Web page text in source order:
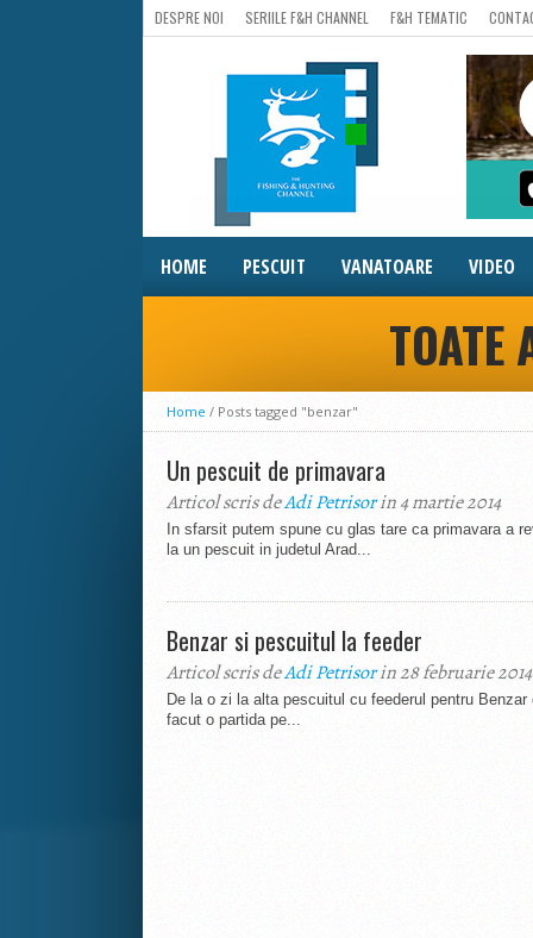
DESPRE NOI SERIILE F&H CHANNEL F&H TEMATIC
HOME PESCUIT VANATOARE VIDEO
TOATE
Home / Posts tagged "benzar"
Un pescuit de primavara
Articol scris deAdi Petrisorin 4 martie 2014
In sfarsit putem spune cu glas tare ca primavara a
la un pescuit in judetul Arad...
Benzar si pescuitul la feeder
Articol scris deAdi Petrisorin 28 februarie 2014
De la o zi la alta pescuitul cu feederul pentru
facut o partida pe...